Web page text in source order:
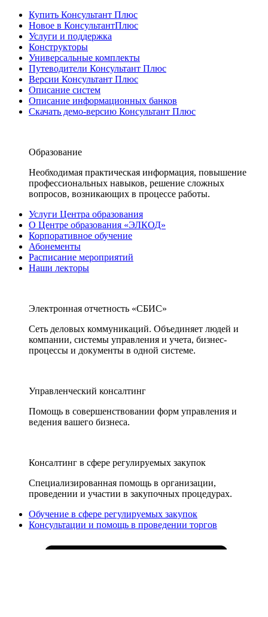
Купить Консультант Плюс
Новое в КонсультантПлюс
Услуги и поддержка
Конструкторы
Универсальные комплекты
Путеводители Консультант Плюс
Версии Консультант Плюс
Описание систем
Описание информационных банков
Скачать демо-версию Консультант Плюс
Образование
Необходимая практическая информация, повышение
профессиональных навыков, решение сложных
вопросов, возникающих в процессе работы.
Услуги Центра образования
О Центре образования «ЭЛКОД»
Корпоративное обучение
Абонементы
Расписание мероприятий
Наши лекторы
Электронная отчетность «СБИС»
Сеть деловых коммуникаций. Объединяет людей и
компании, системы управления и учета, бизнес-
процессы и документы в одной системе.
Управленческий консалтинг
Помощь в совершенствовании форм управления и
ведения вашего бизнеса.
Консалтинг в сфере регулируемых закупок
Специализированная помощь в организации,
проведении и участии в закупочных процедурах.
Обучение в сфере регулируемых закупок
Консультации и помощь в проведении торгов